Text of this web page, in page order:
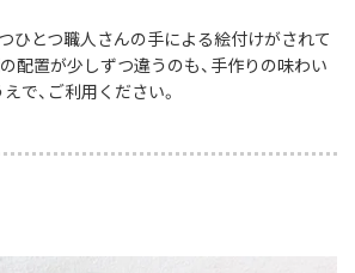
ひとつ職人さんの手による絵付けがされて
配置が少しずつ違うのも、手作りの味わい
で、ご利用ください。